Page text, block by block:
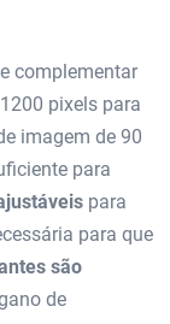
e complementar
pixels para
imagem de 90
para
para
para que
são
de